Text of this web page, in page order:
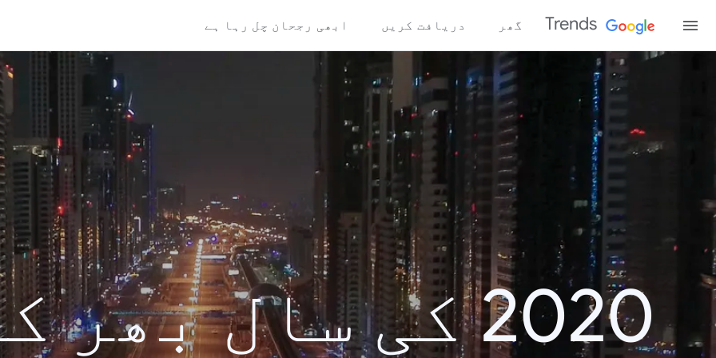
Trends گھر دریافت کریں ابھی رجحان چل رہا ہے
2020 کی سال